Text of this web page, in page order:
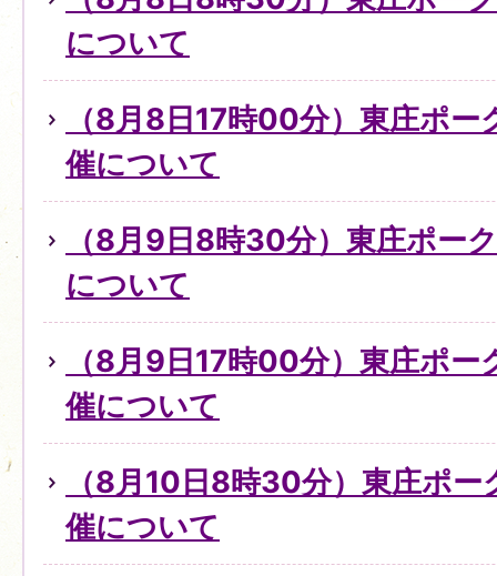
について
（8月8日17時00分）東庄ポ
催について
（8月9日8時30分）東庄ポー
について
（8月9日17時00分）東庄ポ
催について
（8月10日8時30分）東庄ポ
催について